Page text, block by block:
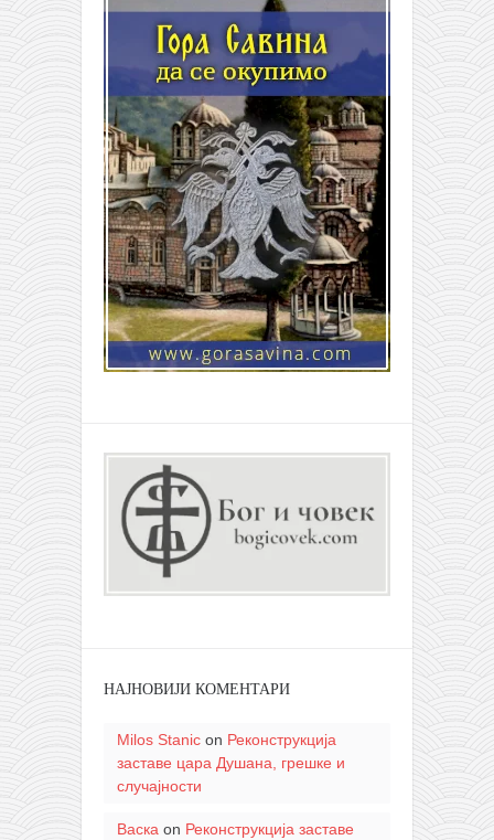
НАЈНОВИЈИ КОМЕНТАРИ
Milos Stanicon Реконструкција
заставе цара Душана, грешке и
случајности
Васкаon Реконструкција заставе